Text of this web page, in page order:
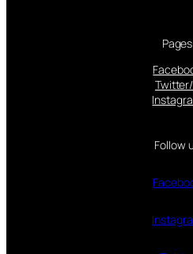
Pages
Follow